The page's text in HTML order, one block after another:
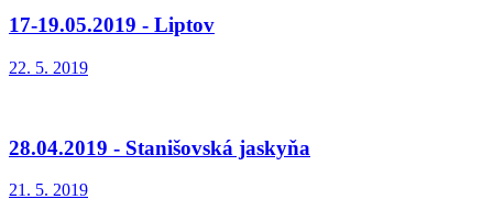
17-19.05.2019 - Liptov
22. 5. 2019
28.04.2019 - Stanišovská jaskyňa
21. 5. 2019